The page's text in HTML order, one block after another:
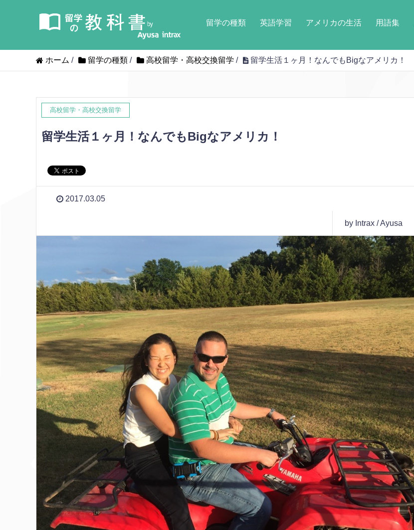
留学の種類 英語学習 アメリカの生活 用語集
ホーム / 留学の種類 / 高校留学・高校交換留学 / 留学生活１ヶ月！なんでもBigなアメリカ！
高校留学・高校交換留学
留学生活１ヶ月！なんでもBigなアメリカ！
2017.03.05
by Intrax / Ayusa